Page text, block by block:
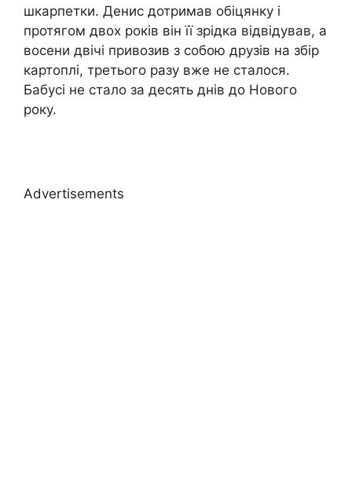
шкарпетки. Денис дотримав обіцянку і
протягом двох років він її зрідка відвідував, а
восени двічі привозив з собою друзів на збір
картоплі, третього разу вже не сталося.
Бабусі не стало за десять днів до Нового
року.
Advertisements